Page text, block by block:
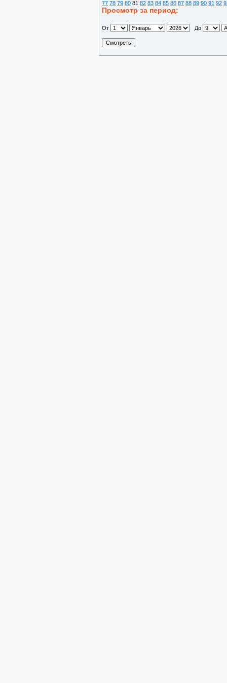
77 78 79 80 81 82 83 84 85 86 87 88 89 90 91 92
Просмотр за период:
От До